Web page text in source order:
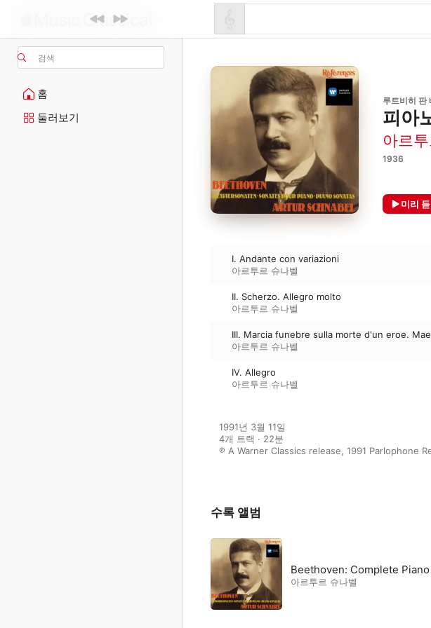
검색
홈
둘러보기
루트비히 판
피아
아르
1936
미리
I. Andante con variazioni
아르투르 슈나벨
II. Scherzo. Allegro molto
아르투르 슈나벨
III. Marcia funebre sulla morte d'un eroe.
아르투르 슈나벨
IV. Allegro
아르투르 슈나벨
1991년 3월 11일
4개 트랙 · 22분
℗ A Warner Classics release, 1991 Parlophone
수록 앨범
Beethoven: Complete
아르투르 슈나벨